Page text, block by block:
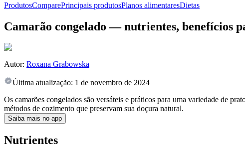
ProdutosComparePrincipais produtosPlanos alimentaresDietas
Camarão congelado — nutrientes, benefícios
Autor: Roxana Grabowska
Última atualização: 1 de novembro de 2024
Os camarões congelados são versáteis e práticos para uma variedade de
métodos de cozimento que preservam sua doçura natural.
Saiba mais no app
Nutrientes